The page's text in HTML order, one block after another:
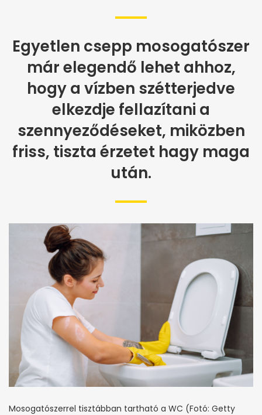
Egyetlen csepp mosogatószer
már elegendő lehet ahhoz,
hogy a vízben szétterjedve
elkezdje fellazítani a
szennyeződéseket, miközben
friss, tiszta érzetet hagy maga
után.
Mosogatószerrel tisztábban tartható a WC (Fotó: Getty